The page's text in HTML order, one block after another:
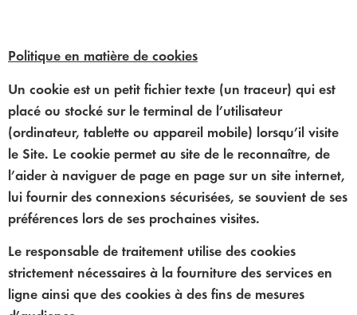
Politique en matière de cookies
Un cookie est un petit fichier texte (un traceur) qui est
placé ou stocké sur le terminal de l’utilisateur
(ordinateur, tablette ou appareil mobile) lorsqu’il visite
le Site. Le cookie permet au site de le reconnaître, de
l’aider à naviguer de page en page sur un site internet,
lui fournir des connexions sécurisées, se souvient de ses
préférences lors de ses prochaines visites.
Le responsable de traitement utilise des cookies
strictement nécessaires à la fourniture des services en
ligne ainsi que des cookies à des fins de mesures